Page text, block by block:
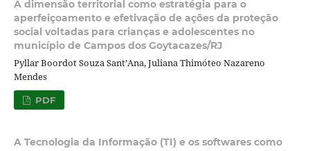
A dimensão territorial como estratégia para o
aperfeiçoamento e efetivação de ações da proteção
social voltadas para crianças e adolescentes no
município de Campos dos Goytacazes/RJ
Pyllar Boordot Souza Sant’Ana, Juliana Thimóteo Nazareno
Mendes
PDF
A Tecnologia da Informação (TI) e os softwares como